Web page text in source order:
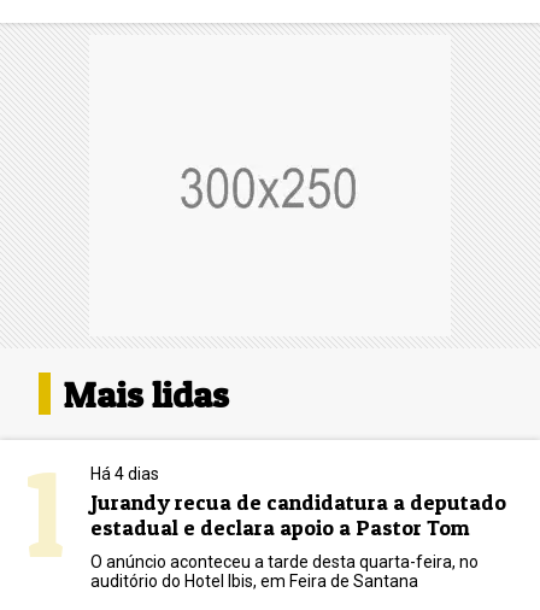
Mais lidas
1 Há 4 dias
Jurandy recua de candidatura a deputado
estadual e declara apoio a Pastor Tom
O anúncio aconteceu a tarde desta quarta-feira, no
auditório do Hotel Ibis, em Feira de Santana